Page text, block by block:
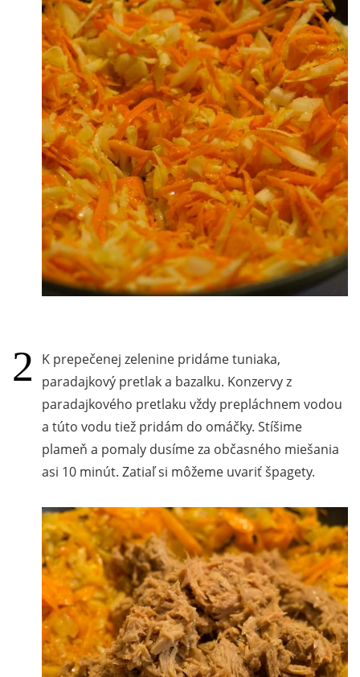
K prepečenej zelenine pridáme tuniaka,
paradajkový pretlak a bazalku. Konzervy z
paradajkového pretlaku vždy prepláchnem vodou
a túto vodu tiež pridám do omáčky. Stíšime
plameň a pomaly dusíme za občasného miešania
asi 10 minút. Zatiaľ si môžeme uvariť špagety.